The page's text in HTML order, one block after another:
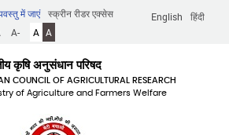
English हिंदी
में जाएं
स्क्रीन रीडर एक्सेस
A- A A
कृषि अनुसंधान परिषद
COUNCIL OF AGRICULTURAL RESEARCH
of Agriculture and Farmers Welfare